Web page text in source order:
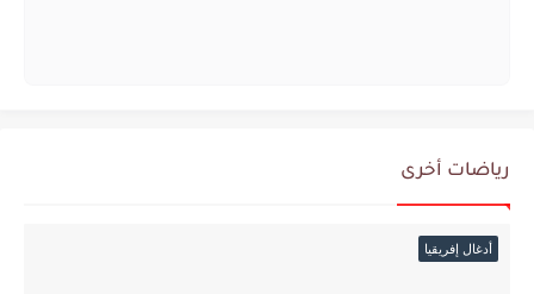
رياضات أخرى
أدغال إفريقيا